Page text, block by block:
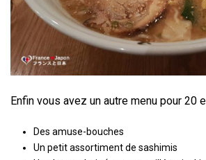
Enfin vous avez un autre menu pour 20
Des amuse-bouches
Un petit assortiment de sashimis